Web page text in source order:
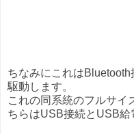
ちなみにこれは
駆動します。
これの同系統のフルサイ
ちらはUSB接続とUSB給